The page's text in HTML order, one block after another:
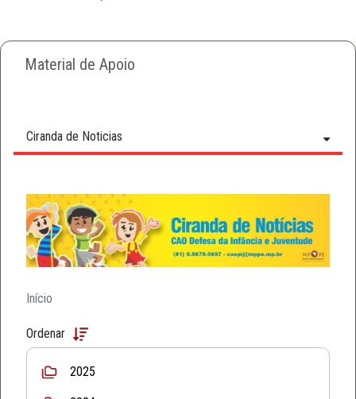
Material de Apoio
Ciranda de Noticias
Início
Ordenar
2025